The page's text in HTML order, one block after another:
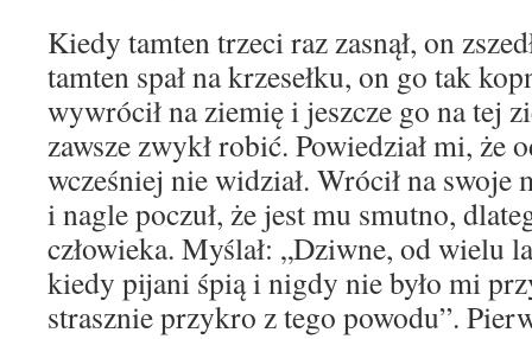
Kiedy tamten trzeci raz zasnął, on
tamten spał na krzesełku, on go tak
wywrócił na ziemię i jeszcze go na tej
zawsze zwykł robić. Powiedział mi, że
wcześniej nie widział. Wrócił na swoje
i nagle poczuł, że jest mu smutno,
człowieka. Myślał: „Dziwne, od wielu
kiedy pijani śpią i nigdy nie było mi
strasznie przykro z tego powodu”.